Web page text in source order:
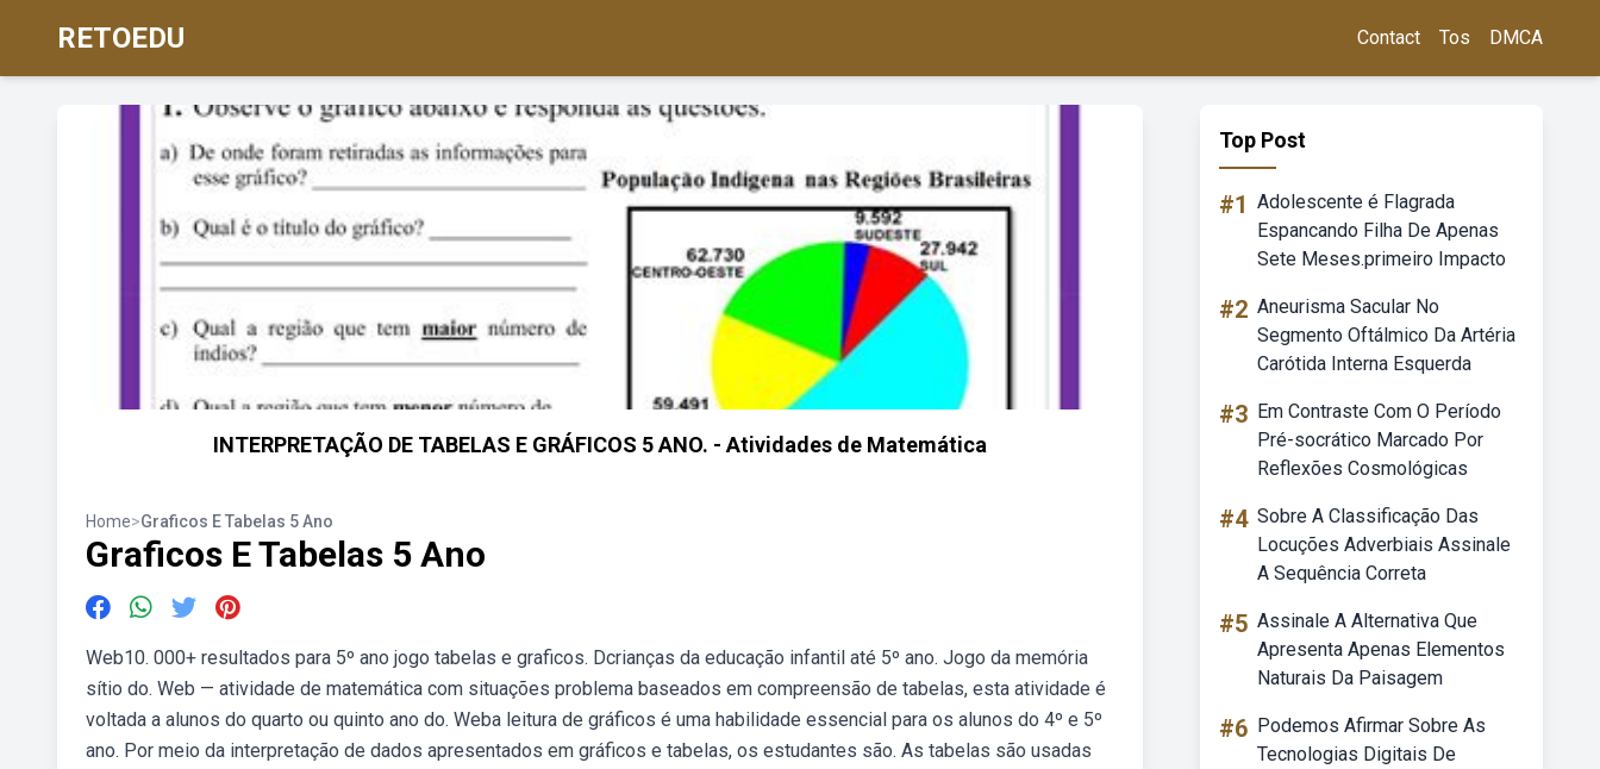
RETOEDU Contact Tos DMCA
INTERPRETAÇÃO DE TABELAS E GRÁFICOS 5 ANO. - Atividades de Matemática
Home>Graficos E Tabelas 5 Ano
Graficos E Tabelas 5 Ano
Web10. 000+ resultados para 5º ano jogo tabelas e graficos. Dcrianças da educação infantil até 5º ano. Jogo da memória
sítio do. Web — atividade de matemática com situações problema baseados em compreensão de tabelas, esta atividade é
voltada a alunos do quarto ou quinto ano do. Weba leitura de gráficos é uma habilidade essencial para os alunos do 4º e 5º
ano. Por meio da interpretação de dados apresentados em gráficos e tabelas, os estudantes são. As tabelas são usadas
Top Post
#1 Adolescente é Flagrada
Espancando Filha De Apenas
Sete Meses.primeiro Impacto
#2 Aneurisma Sacular No
Segmento Oftálmico Da Artéria
Carótida Interna Esquerda
#3 Em Contraste Com O Período
Pré-socrático Marcado Por
Reflexões Cosmológicas
#4 Sobre A Classificação Das
Locuções Adverbiais Assinale
A Sequência Correta
#5 Assinale A Alternativa Que
Apresenta Apenas Elementos
Naturais Da Paisagem
#6 Podemos Afirmar Sobre As
Tecnologias Digitais De